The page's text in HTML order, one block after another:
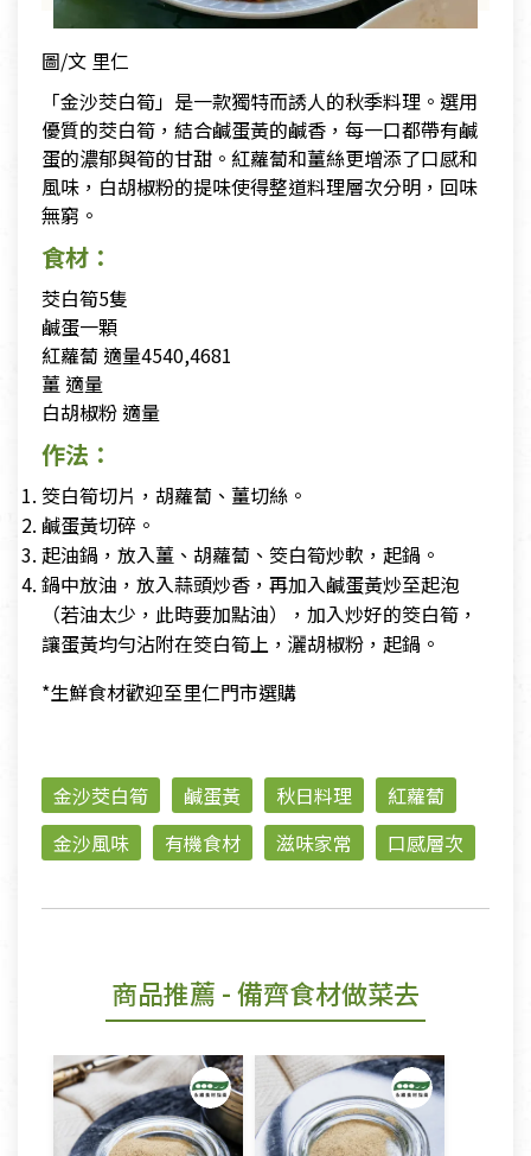
圖/文 里仁
「金沙茭白筍」是一款獨特而誘人的秋季料理。選用
優質的茭白筍，結合鹹蛋黃的鹹香，每一口都帶有鹹
蛋的濃郁與筍的甘甜。紅蘿蔔和薑絲更增添了口感和
風味，白胡椒粉的提味使得整道料理層次分明，回味
無窮。
食材：
茭白筍5隻
鹹蛋一顆
紅蘿蔔 適量4540,4681
薑 適量
白胡椒粉 適量
作法：
筊白筍切片，胡蘿蔔、薑切絲。
鹹蛋黃切碎。
起油鍋，放入薑、胡蘿蔔、筊白筍炒軟，起鍋。
鍋中放油，放入蒜頭炒香，再加入鹹蛋黃炒至起泡
（若油太少，此時要加點油），加入炒好的筊白筍，
讓蛋黃均勻沾附在筊白筍上，灑胡椒粉，起鍋。
*生鮮食材歡迎至里仁門市選購
金沙茭白筍 鹹蛋黃 秋日料理
紅蘿蔔
金沙風味
有機食材 滋味家常 口感層次
商品推薦 - 備齊食材做菜去